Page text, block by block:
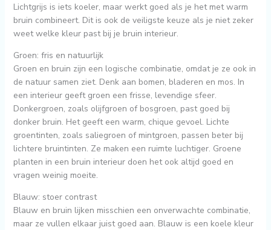
Lichtgrijs is iets koeler, maar werkt goed als je het met warm
bruin combineert. Dit is ook de veiligste keuze als je niet zeker
weet welke kleur past bij je bruin interieur.
Groen: fris en natuurlijk
Groen en bruin zijn een logische combinatie, omdat je ze ook in
de natuur samen ziet. Denk aan bomen, bladeren en mos. In
een interieur geeft groen een frisse, levendige sfeer.
Donkergroen, zoals olijfgroen of bosgroen, past goed bij
donker bruin. Het geeft een warm, chique gevoel. Lichte
groentinten, zoals saliegroen of mintgroen, passen beter bij
lichtere bruintinten. Ze maken een ruimte luchtiger. Groene
planten in een bruin interieur doen het ook altijd goed en
vragen weinig moeite.
Blauw: stoer contrast
Blauw en bruin lijken misschien een onverwachte combinatie,
maar ze vullen elkaar juist goed aan. Blauw is een koele kleur